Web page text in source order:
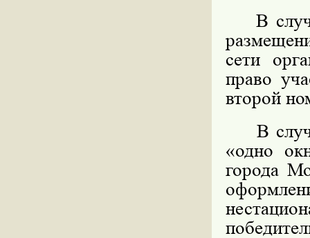
В
сети
право
второй
В
«одно
города